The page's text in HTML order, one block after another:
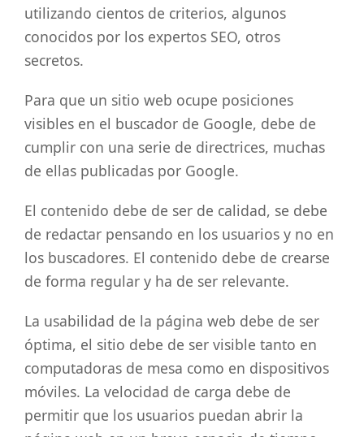
utilizando cientos de criterios, algunos
conocidos por los expertos SEO, otros
secretos.
Para que un sitio web ocupe posiciones
visibles en el buscador de Google, debe de
cumplir con una serie de directrices, muchas
de ellas publicadas por Google.
El contenido debe de ser de calidad, se debe
de redactar pensando en los usuarios y no en
los buscadores. El contenido debe de crearse
de forma regular y ha de ser relevante.
La usabilidad de la página web debe de ser
óptima, el sitio debe de ser visible tanto en
computadoras de mesa como en dispositivos
móviles. La velocidad de carga debe de
permitir que los usuarios puedan abrir la